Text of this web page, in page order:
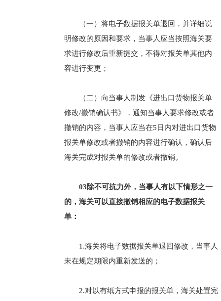
（一）将电子数据报关单退回，并详细说
明修改的原因和要求，当事人应当按照海关要
求进行修改后重新提交，不得对报关单其他内
容进行变更；
（二）向当事人制发《进出口货物报关单
修改/撤销确认书》，通知当事人要求修改或者
撤销的内容，当事人应当在5日内对进出口货物
报关单修改或者撤销的内容进行确认，确认后
海关完成对报关单的修改或者撤销。
03除不可抗力外，当事人有以下情形之一
的，海关可以直接撤销相应的电子数据报关
单：
1.海关将电子数据报关单退回修改，当事人
未在规定期限内重新发送的；
2.对以有纸方式申报的报关单，海关处置完